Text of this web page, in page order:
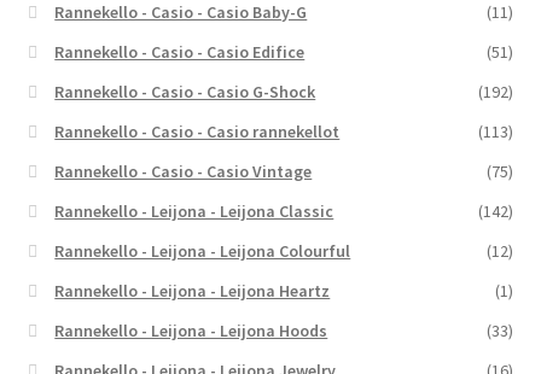
Rannekello - Casio - Casio Baby-G
(11)
Rannekello - Casio - Casio Edifice
(51)
Rannekello - Casio - Casio G-Shock
(192)
Rannekello - Casio - Casio rannekellot
(113)
Rannekello - Casio - Casio Vintage
(75)
Rannekello - Leijona - Leijona Classic
(142)
Rannekello - Leijona - Leijona Colourful
(12)
Rannekello - Leijona - Leijona Heartz
(1)
Rannekello - Leijona - Leijona Hoods
(33)